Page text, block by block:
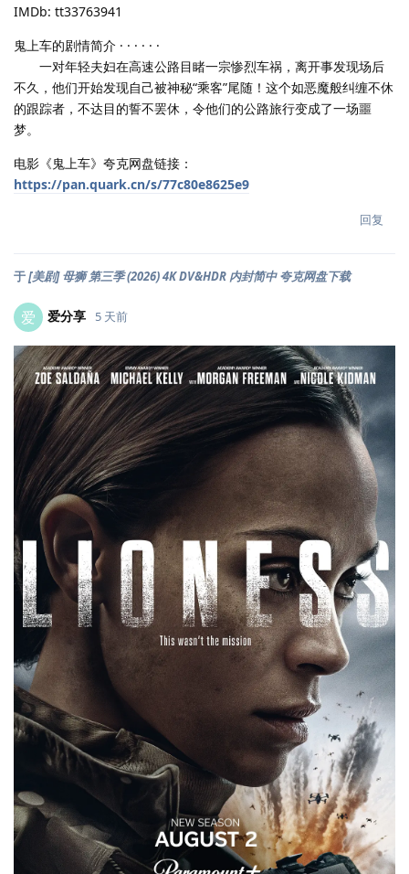
IMDb: tt33763941
鬼上车的剧情简介 · · · · · ·
一对年轻夫妇在高速公路目睹一宗惨烈车祸，离开事发现场后
不久，他们开始发现自己被神秘“乘客”尾随！这个如恶魔般纠缠不休
的跟踪者，不达目的誓不罢休，令他们的公路旅行变成了一场噩
梦。
电影《鬼上车》夸克网盘链接：
https://pan.quark.cn/s/77c80e8625e9
回复
于[美剧] 母狮 第三季 (2026) 4K DV&HDR 内封简中 夸克网盘下载
爱 爱分享 5 天前